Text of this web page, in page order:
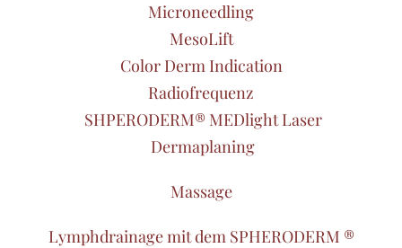
Microneedling
MesoLift
Color Derm Indication
Radiofrequenz
SHPERODERM® MEDlight Laser
Dermaplaning
Massage
Lymphdrainage mit dem SPHERODERM ®